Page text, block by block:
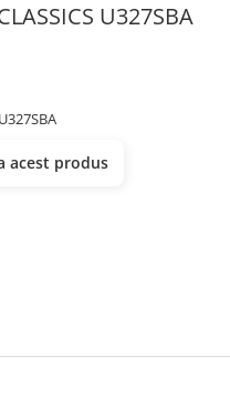
U327SBA
acest produs